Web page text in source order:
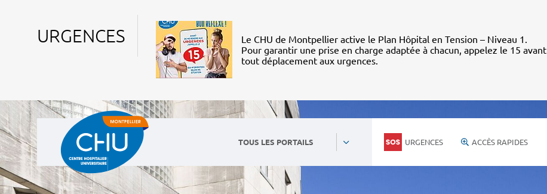
URGENCES
Le CHU de Montpellier active le Plan Hôpital en Tension – Niveau 1.
Pour garantir une prise en charge adaptée à chacun, appelez le 15 avant
tout déplacement aux urgences.
TOUS LES PORTAILS URGENCES ACCÈS RAPIDES